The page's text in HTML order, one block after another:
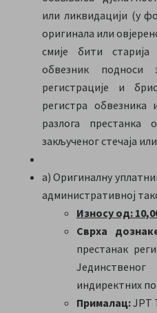
или ликвидацији (у
оригинала или
смије бити
обвезник подноси
регистрације и
регистра обвезника
разлога престанка
закљученог стечаја
a) Оригиналну
административној
Износу од:
Сврха
престанак
индиректних
Прималац:ЈРТ